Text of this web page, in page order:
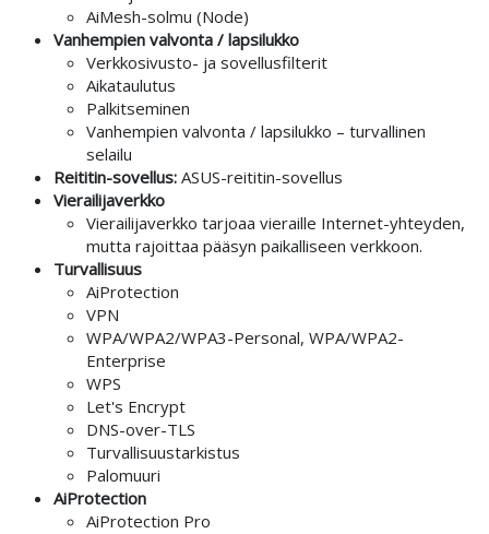
AiMesh-solmu (Node)
Vanhempien valvonta / lapsilukko
Verkkosivusto- ja sovellusfilterit
Aikataulutus
Palkitseminen
Vanhempien valvonta / lapsilukko – turvallinen
selailu
Reititin-sovellus: ASUS-reititin-sovellus
Vierailijaverkko
Vierailijaverkko tarjoaa vieraille Internet-yhteyden,
mutta rajoittaa pääsyn paikalliseen verkkoon.
Turvallisuus
AiProtection
VPN
WPA/WPA2/WPA3-Personal, WPA/WPA2-
Enterprise
WPS
Let's Encrypt
DNS-over-TLS
Turvallisuustarkistus
Palomuuri
AiProtection
AiProtection Pro